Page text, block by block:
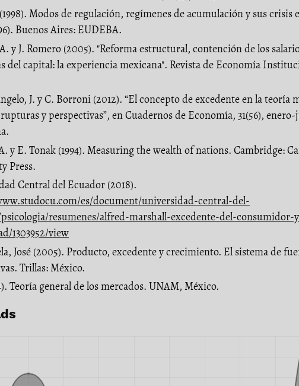
Modos de regulación, regímenes de acumulación y sus crisis
Buenos Aires: EUDEBA.
y J. Romero (2005). "Reforma estructural, contención de los
del capital: la experiencia mexicana". Revista de Economía
J. y C. Borroni (2012). “El concepto de excedente en la teoría
y perspectivas”, en Cuadernos de Economía, 31(56),
y E. Tonak (1994). Measuring the wealth of nations. Cambridge:
Press.
Central del Ecuador (2018).
es/document/universidad-central-del-
resumenes/alfred-marshall-excedente-del-consumidor-
1303952/view
José (2005). Producto, excedente y crecimiento. El sistema de
Trillas: México.
Teoría general de los mercados. UNAM, México.